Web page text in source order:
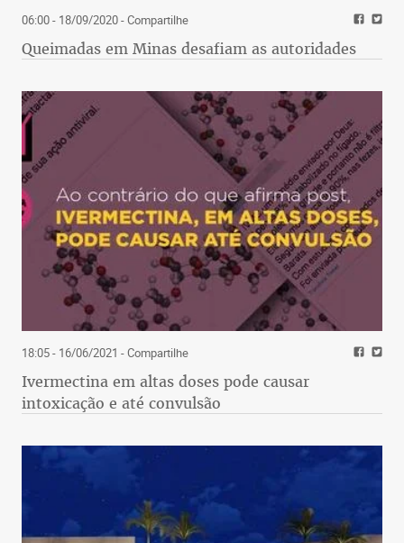
06:00 - 18/09/2020- Compartilhe
Queimadas em Minas desafiam as autoridades
18:05 - 16/06/2021 - Compartilhe
Ivermectina em altas doses pode causar
intoxicação e até convulsão